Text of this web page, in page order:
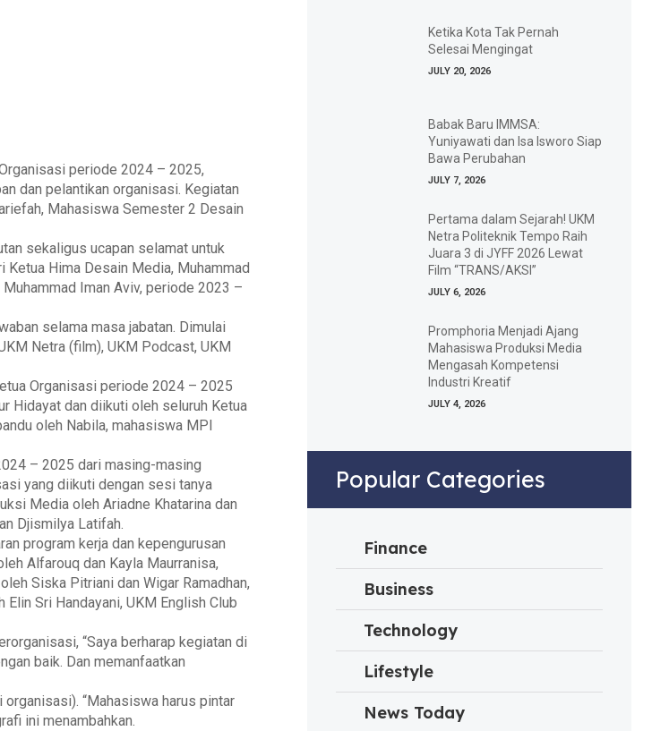
periode 2024 – 2025,
dan pelantikan organisasi. Kegiatan
Mahasiswa Semester 2 Desain
sekaligus ucapan selamat untuk
Ketua Hima Desain Media, Muhammad
Iman Aviv, periode 2023 –
selama masa jabatan. Dimulai
Netra (film), UKM Podcast, UKM
Organisasi periode 2024 – 2025
Hidayat dan diikuti oleh seluruh Ketua
oleh Nabila, mahasiswa MPI
– 2025 dari masing-masing
yang diikuti dengan sesi tanya
Media oleh Ariadne Khatarina dan
Djismilya Latifah.
program kerja dan kepengurusan
Alfarouq dan Kayla Maurranisa,
Siska Pitriani dan Wigar Ramadhan,
Sri Handayani, UKM English Club
“Saya berharap kegiatan di
baik. Dan memanfaatkan
“Mahasiswa harus pintar
ini menambahkan.
Ketika Kota Tak Pernah
Selesai Mengingat
JULY 20, 2026
Babak Baru IMMSA:
Yuniyawati dan Isa Isworo Siap
Bawa Perubahan
JULY 7, 2026
Pertama dalam Sejarah! UKM
Netra Politeknik Tempo Raih
Juara 3 di JYFF 2026 Lewat
Film “TRANS/AKSI”
JULY 6, 2026
Promphoria Menjadi Ajang
Mahasiswa Produksi Media
Mengasah Kompetensi
Industri Kreatif
JULY 4, 2026
Popular Categories
Finance
Business
Technology
Lifestyle
News Today